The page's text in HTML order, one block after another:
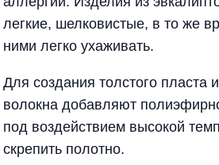
легкие, шелковистые, в то же
ними легко ухаживать.
Для создания толстого пласта
волокна добавляют
под воздействием высокой
скрепить полотно.